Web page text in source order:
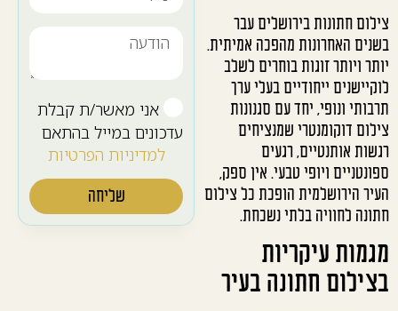
צילום חתונות בירושלים עבר
בשנים האחרונות מהפכה אמיתית.
יותר ויותר זוגות בוחרים לשלב
לוקיישנים ייחודיים בעלי ערך
תרבותי ונופי, יחד עם סגנונות
צילום דוקומנטרי שמנציחים
רגשות אותנטיים, רגעים
ספונטניים ויופי טבעי. אין ספק,
העיר הירושלמית הופכת כל צילום
חתונה לחוויה בלתי נשכחת.
מגמות עיקריות
בצילום חתונה בעיר
אני מאשר/ת קבלת
עדכונים במייל בהתאם
למדיניות הפרטיות
שליחה